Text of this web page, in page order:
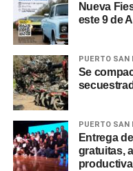
Adorniexplicó que el
será por decreto, en
ministro». Respecto a
que «empleado que
que un argentino abone
0
Nueva
este 9 de
PUERTO SAN
Se
PUERTO SAN
Entrega
gratuitas,
productiva